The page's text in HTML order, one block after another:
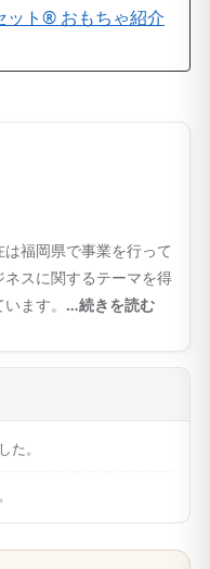
ット® おもちゃ紹介
福岡県で事業を行って
スに関するテーマを得
ます。 …続きを読む
た。